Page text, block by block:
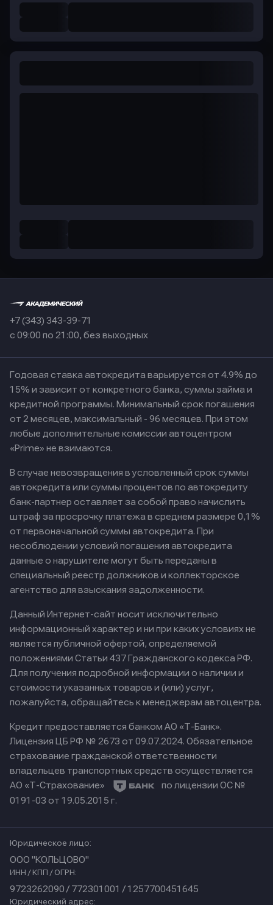
+7 (343) 343-39-71
с 09:00 по 21:00, без выходных
Годовая ставка автокредита варьируется от 4.9% до
15% и зависит от конкретного банка, суммы займа и
кредитной программы. Минимальный срок погашения
от 2 месяцев, максимальный - 96 месяцев. При этом
любые дополнительные комиссии автоцентром
«Prime» не взимаются.
В случае невозвращения в условленный срок суммы
автокредита или суммы процентов по автокредиту
банк-партнер оставляет за собой право начислить
штраф за просрочку платежа в среднем размере 0,1%
от первоначальной суммы автокредита. При
несоблюдении условий погашения автокредита
данные о нарушителе могут быть переданы в
специальный реестр должников и коллекторское
агентство для взыскания задолженности.
Данный Интернет-сайт носит исключительно
информационный характер и ни при каких условиях не
является публичной офертой, определяемой
положениями Статьи 437 Гражданского кодекса РФ.
Для получения подробной информации о наличии и
стоимости указанных товаров и (или) услуг,
пожалуйста, обращайтесь к менеджерам автоцентра.
Кредит предоставляется банком АО «Т-Банк».
Лицензия ЦБ РФ № 2673 от 09.07.2024. Обязательное
страхование гражданской ответственности
владельцев транспортных средств осуществляется
АО «Т-Страхование»
по лицензии ОС №
0191-03 от 19.05.2015 г.
Юридическое лицо:
ООО "КОЛЬЦОВО"
ИНН / КПП / ОГРН:
9723262090 / 772301001 / 1257700451645
Юридический адрес: